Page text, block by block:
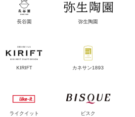
長谷園 弥生陶園
KIRIFT カネサン1893
ライクイット ビスク